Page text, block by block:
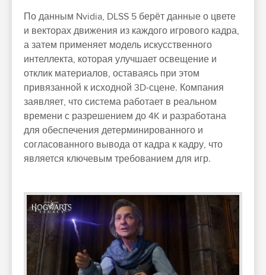
По данным Nvidia, DLSS 5 берёт данные о цвете
и векторах движения из каждого игрового кадра,
а затем применяет модель искусственного
интеллекта, которая улучшает освещение и
отклик материалов, оставаясь при этом
привязанной к исходной 3D-сцене. Компания
заявляет, что система работает в реальном
времени с разрешением до 4K и разработана
для обеспечения детерминированного и
согласованного вывода от кадра к кадру, что
является ключевым требованием для игр.